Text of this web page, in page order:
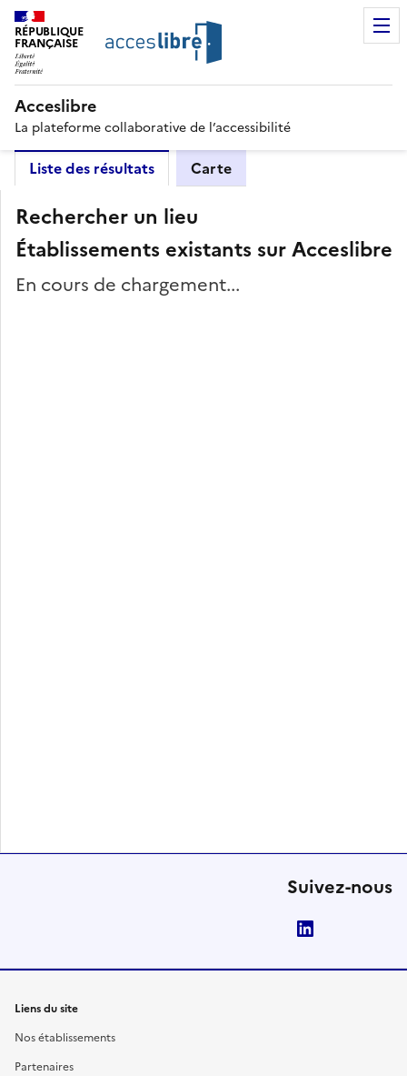
RÉPUBLIQUE
FRANÇAISE
Acceslibre
La plateforme collaborative de l’accessibilité
Liste des résultats Carte
Rechercher un lieu
Établissements existants sur Acceslibre
En cours de chargement...
Suivez-nous
Liens du site
Nos établissements
Partenaires